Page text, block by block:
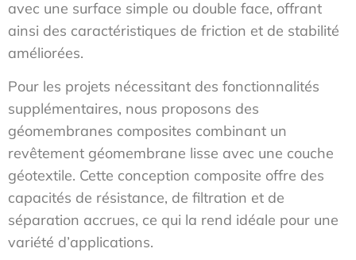
avec une surface simple ou double face, offrant
ainsi des caractéristiques de friction et de stabilité
améliorées.
Pour les projets nécessitant des fonctionnalités
supplémentaires, nous proposons des
géomembranes composites combinant un
revêtement géomembrane lisse avec une couche
géotextile. Cette conception composite offre des
capacités de résistance, de filtration et de
séparation accrues, ce qui la rend idéale pour une
variété d’applications.